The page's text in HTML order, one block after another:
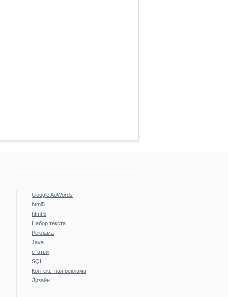
Google AdWords
html5
html 5
Набор текста
Реклама
Java
статьи
SQL
Контекстная реклама
Дизайн